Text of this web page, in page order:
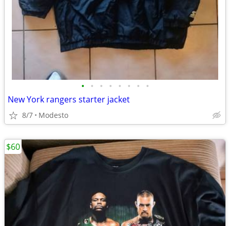
• • • • • • • •
New York rangers starter jacket
8/7 Modesto
$60